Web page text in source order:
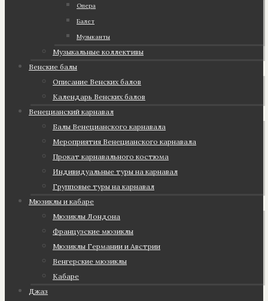
Опера
Балет
Музыканты
Музыкальные коллективы
Венские балы
Описание Венских балов
Календарь Венских балов
Венецианский карнавал
Балы Венецианского карнавала
Мероприятия Венецианского карнавала
Прокат карнавального костюма
Индивидуальные туры на карнавал
Групповые туры на карнавал
Мюзиклы и кабаре
Мюзиклы Лондона
Французские мюзиклы
Мюзиклы Германии и Австрии
Венгерские мюзиклы
Кабаре
Джаз